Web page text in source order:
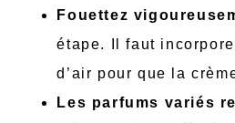
Fouettez
étape. Il faut
d’air pour que la
Les parfums variés